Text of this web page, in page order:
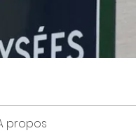
propos